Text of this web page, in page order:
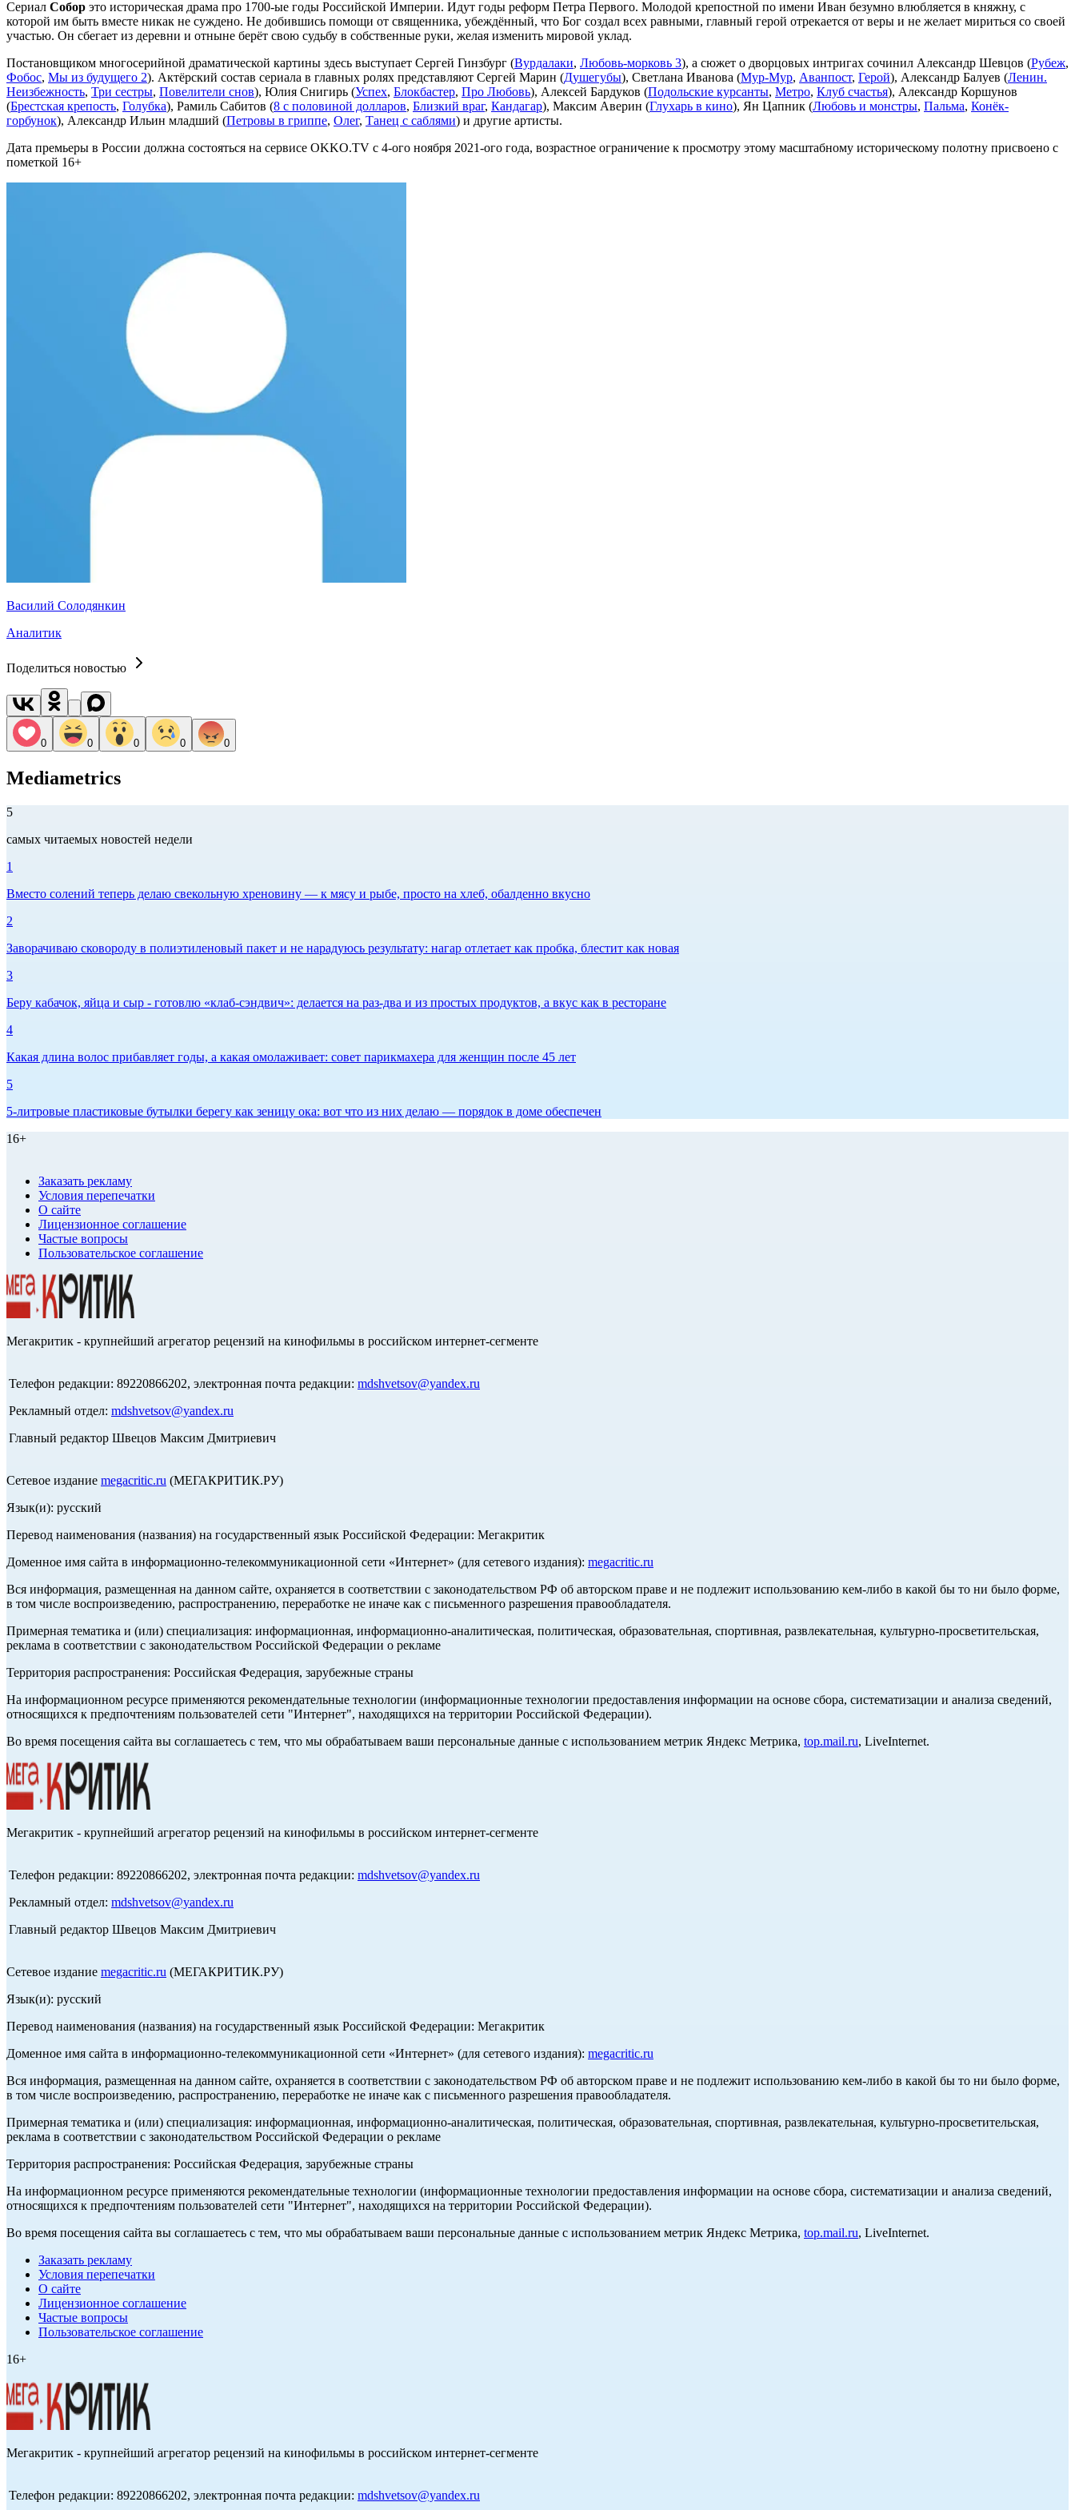
Сериал Собор это историческая драма про 1700-ые годы Российской Империи. Идут годы реформ Петра Первого. Молодой крепостной по имени Иван безумно влюбляется в княжну, с
которой им быть вместе никак не суждено. Не добившись помощи от священника, убеждённый, что Бог создал всех равными, главный герой отрекается от веры и не желает мириться со своей
участью. Он сбегает из деревни и отныне берёт свою судьбу в собственные руки, желая изменить мировой уклад.
Постановщиком многосерийной драматической картины здесь выступает Сергей Гинзбург (Вурдалаки, Любовь-морковь 3), а сюжет о дворцовых интригах сочинил Александр Шевцов (Рубеж,
Фобос, Мы из будущего 2). Актёрский состав сериала в главных ролях представляют Сергей Марин (Душегубы), Светлана Иванова (Мур-Мур, Аванпост, Герой), Александр Балуев (Ленин.
Неизбежность, Три сестры, Повелители снов), Юлия Снигирь (Успех, Блокбастер, Про Любовь), Алексей Бардуков (Подольские курсанты, Метро, Клуб счастья), Александр Коршунов
(Брестская крепость, Голубка), Рамиль Сабитов (8 с половиной долларов, Близкий враг, Кандагар), Максим Аверин (Глухарь в кино), Ян Цапник (Любовь и монстры, Пальма, Конёк-
горбунок), Александр Ильин младший (Петровы в гриппе, Олег, Танец с саблями) и другие артисты.
Дата премьеры в России должна состояться на сервисе OKKO.TV с 4-ого ноября 2021-ого года, возрастное ограничение к просмотру этому масштабному историческому полотну присвоено с
пометкой 16+
Василий Солодянкин
Аналитик
Поделиться новостью
0 0 0 0 0
Mediametrics
5
самых читаемых новостей недели
1
Вместо солений теперь делаю свекольную хреновину — к мясу и рыбе, просто на хлеб, обалденно вкусно
2
Заворачиваю сковороду в полиэтиленовый пакет и не нарадуюсь результату: нагар отлетает как пробка, блестит как новая
3
Беру кабачок, яйца и сыр - готовлю «клаб-сэндвич»: делается на раз-два и из простых продуктов, а вкус как в ресторане
4
Какая длина волос прибавляет годы, а какая омолаживает: совет парикмахера для женщин после 45 лет
5
5-литровые пластиковые бутылки берегу как зеницу ока: вот что из них делаю — порядок в доме обеспечен
16+
Заказать рекламу
Условия перепечатки
О сайте
Лицензионное соглашение
Частые вопросы
Пользовательское соглашение
Мегакритик - крупнейший агрегатор рецензий на кинофильмы в российском интернет-сегменте
Телефон редакции: 89220866202, электронная почта редакции: mdshvetsov@yandex.ru
Рекламный отдел: mdshvetsov@yandex.ru
Главный редактор Швецов Максим Дмитриевич
Сетевое издание megacritic.ru (МЕГАКРИТИК.РУ)
Язык(и): русский
Перевод наименования (названия) на государственный язык Российской Федерации: Мегакритик
Доменное имя сайта в информационно-телекоммуникационной сети «Интернет» (для сетевого издания): megacritic.ru
Вся информация, размещенная на данном сайте, охраняется в соответствии с законодательством РФ об авторском праве и не подлежит использованию кем-либо в какой бы то ни было форме,
в том числе воспроизведению, распространению, переработке не иначе как с письменного разрешения правообладателя.
Примерная тематика и (или) специализация: информационная, информационно-аналитическая, политическая, образовательная, спортивная, развлекательная, культурно-просветительская,
реклама в соответствии с законодательством Российской Федерации о рекламе
Территория распространения: Российская Федерация, зарубежные страны
На информационном ресурсе применяются рекомендательные технологии (информационные технологии предоставления информации на основе сбора, систематизации и анализа сведений,
относящихся к предпочтениям пользователей сети "Интернет", находящихся на территории Российской Федерации).
Во время посещения сайта вы соглашаетесь с тем, что мы обрабатываем ваши персональные данные с использованием метрик Яндекс Метрика, top.mail.ru, LiveInternet.
Мегакритик - крупнейший агрегатор рецензий на кинофильмы в российском интернет-сегменте
Телефон редакции: 89220866202, электронная почта редакции: mdshvetsov@yandex.ru
Рекламный отдел: mdshvetsov@yandex.ru
Главный редактор Швецов Максим Дмитриевич
Сетевое издание megacritic.ru (МЕГАКРИТИК.РУ)
Язык(и): русский
Перевод наименования (названия) на государственный язык Российской Федерации: Мегакритик
Доменное имя сайта в информационно-телекоммуникационной сети «Интернет» (для сетевого издания): megacritic.ru
Вся информация, размещенная на данном сайте, охраняется в соответствии с законодательством РФ об авторском праве и не подлежит использованию кем-либо в какой бы то ни было форме,
в том числе воспроизведению, распространению, переработке не иначе как с письменного разрешения правообладателя.
Примерная тематика и (или) специализация: информационная, информационно-аналитическая, политическая, образовательная, спортивная, развлекательная, культурно-просветительская,
реклама в соответствии с законодательством Российской Федерации о рекламе
Территория распространения: Российская Федерация, зарубежные страны
На информационном ресурсе применяются рекомендательные технологии (информационные технологии предоставления информации на основе сбора, систематизации и анализа сведений,
относящихся к предпочтениям пользователей сети "Интернет", находящихся на территории Российской Федерации).
Во время посещения сайта вы соглашаетесь с тем, что мы обрабатываем ваши персональные данные с использованием метрик Яндекс Метрика, top.mail.ru, LiveInternet.
Заказать рекламу
Условия перепечатки
О сайте
Лицензионное соглашение
Частые вопросы
Пользовательское соглашение
16+
Мегакритик - крупнейший агрегатор рецензий на кинофильмы в российском интернет-сегменте
Телефон редакции: 89220866202, электронная почта редакции: mdshvetsov@yandex.ru